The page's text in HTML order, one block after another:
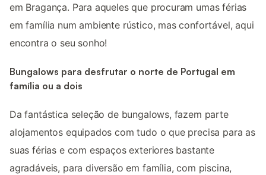
em Bragança. Para aqueles que procuram umas férias
em família num ambiente rústico, mas confortável, aqui
encontra o seu sonho!
Bungalows para desfrutar o norte de Portugal em
família ou a dois
Da fantástica seleção de bungalows, fazem parte
alojamentos equipados com tudo o que precisa para as
suas férias e com espaços exteriores bastante
agradáveis, para diversão em família, com piscina,